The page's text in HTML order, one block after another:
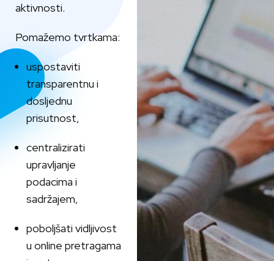
aktivnosti.
Pomažemo tvrtkama:
uspostaviti
transparentnu i
dosljednu
prisutnost,
centralizirati
upravljanje
podacima i
sadržajem,
poboljšati vidljivost
u online pretragama